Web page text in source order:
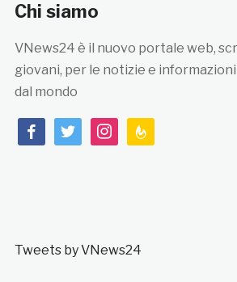
Chi siamo
VNews24 è il nuovo portale web,
giovani, per le notizie e informazioni
dal mondo
facebooktwitterinstagramfeedburner
Tweets by VNews24